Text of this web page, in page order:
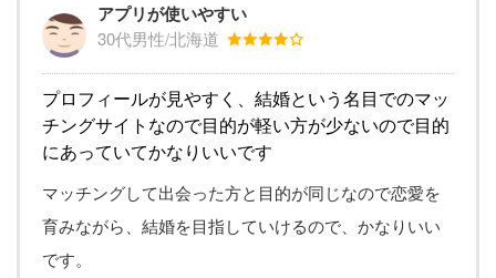
アプリが使いやすい
30代男性/北海道
プロフィールが見やすく、結婚という名目でのマッ
チングサイトなので目的が軽い方が少ないので目的
にあっていてかなりいいです
マッチングして出会った方と目的が同じなので恋愛を
育みながら、結婚を目指していけるので、かなりいい
です。